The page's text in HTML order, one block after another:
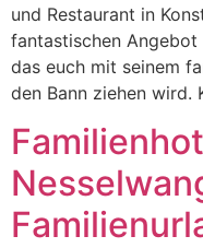
und Restaurant in
fantastischen
das euch mit seinem
den Bann ziehen wird.